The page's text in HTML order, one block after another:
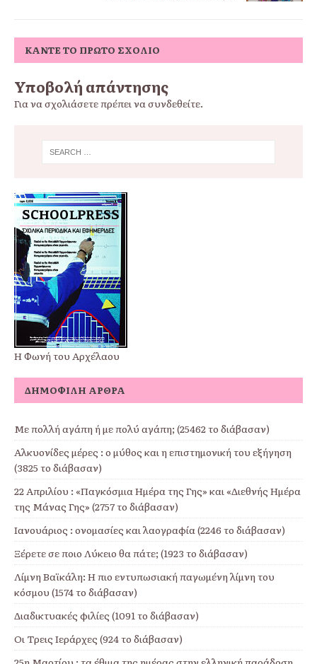
ΚΆΝΤΕ ΤΟ ΠΡΏΤΟ ΣΧΌΛΙΟ
Υποβολή απάντησης
Για να σχολιάσετε πρέπει νασυνδεθείτε.
Η Φωνή του Αρχέλαου
ΔΗΜΟΦΙΛΉ ΆΡΘΡΑ
Με πολλή αγάπη ή με πολύ αγάπη; (25462 το διάβασαν)
Αλκυονίδες μέρες : ο μύθος και η επιστημονική του εξήγηση
(3825 το διάβασαν)
22 Απριλίου : «Παγκόσμια Ημέρα της Γης» και «Διεθνής Ημέρα
της Μάνας Γης» (2757 το διάβασαν)
Ιανουάριος : ονομασίες και λαογραφία (2246 το διάβασαν)
Ξέρετε σε ποιο Λύκειο θα πάτε; (1923 το διάβασαν)
Λίμνη Βαϊκάλη: Η πιο εντυπωσιακή παγωμένη λίμνη του
κόσμου (1574 το διάβασαν)
Διαδικτυακές φιλίες (1091 το διάβασαν)
Οι Τρεις Ιεράρχες (924 το διάβασαν)